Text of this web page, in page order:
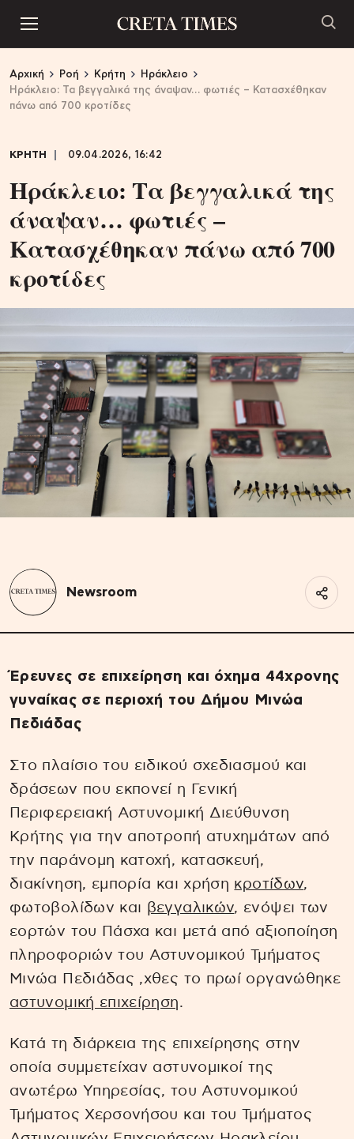
Αρχική Ροή Κρήτη
Ηράκλειο
Ηράκλειο: Τα βεγγαλικά της άναψαν… φωτιές – Κατασχέθηκαν
πάνω από 700 κροτίδες
ΚΡΗΤΗ 09.04.2026, 16:42
Ηράκλειο: Τα βεγγαλικά της
άναψαν… φωτιές –
Κατασχέθηκαν πάνω από 700
κροτίδες
Newsroom
Έρευνες σε επιχείρηση και όχημα 44χρονης
γυναίκας σε περιοχή του Δήμου Μινώα
Πεδιάδας
Στο πλαίσιο του ειδικού σχεδιασμού και
δράσεων που εκπονεί η Γενική
Περιφερειακή Αστυνομική Διεύθυνση
Κρήτης για την αποτροπή ατυχημάτων από
την παράνομη κατοχή, κατασκευή,
διακίνηση, εμπορία και χρήση κροτίδων,
φωτοβολίδων και βεγγαλικών, ενόψει των
εορτών του Πάσχα και μετά από αξιοποίηση
πληροφοριών του Αστυνομικού Τμήματος
Μινώα Πεδιάδας ,χθες το πρωί οργανώθηκε
αστυνομική επιχείρηση.
Κατά τη διάρκεια της επιχείρησης στην
οποία συμμετείχαν αστυνομικοί της
ανωτέρω Υπηρεσίας, του Αστυνομικού
Τμήματος Χερσονήσου και του Τμήματος